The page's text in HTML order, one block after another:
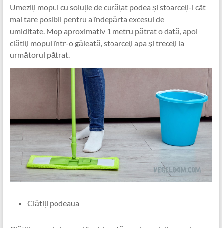
Umeziți mopul cu soluție de curățat podea și stoarceți-l cât
mai tare posibil pentru a îndepărta excesul de
umiditate. Mop aproximativ 1 metru pătrat o dată, apoi
clătiți mopul într-o găleată, stoarceți apa și treceți la
următorul pătrat.
Clătiți podeaua